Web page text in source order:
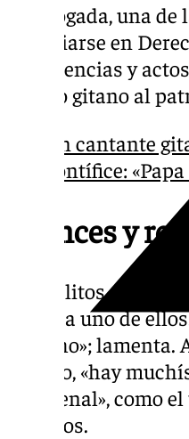
La abogada, una
licenciarse en
conferencias y
pueblo gitano al
Un cantante
Pontífice:
Avances y
Los delitos de
de cada uno de
derecho»;
de odio, «hay
tipo penal», como
públicos.